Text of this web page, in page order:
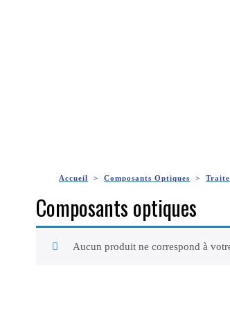
Accueil Composants Optiques
Composants optiques
Aucun produit ne correspond à